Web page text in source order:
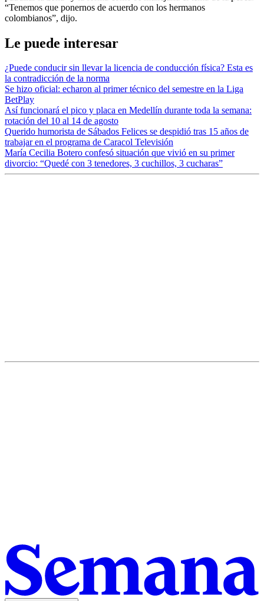
“Tenemos que ponernos de acuerdo con los hermanos
colombianos”, dijo.
Le puede interesar
¿Puede conducir sin llevar la licencia de conducción física? Esta es
la contradicción de la norma
Se hizo oficial: echaron al primer técnico del semestre en la Liga
BetPlay
Así funcionará el pico y placa en Medellín durante toda la semana:
rotación del 10 al 14 de agosto
Querido humorista de Sábados Felices se despidió tras 15 años de
trabajar en el programa de Caracol Televisión
María Cecilia Botero confesó situación que vivió en su primer
divorcio: “Quedé con 3 tenedores, 3 cuchillos, 3 cucharas”